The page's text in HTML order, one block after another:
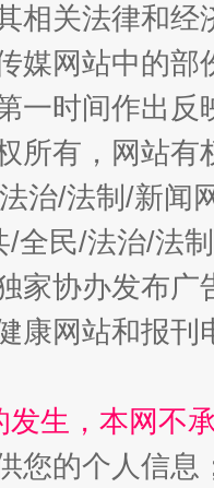
相关法律和
媒网站中的
一时间作出
所有，网站
治/法制/新闻
/全民/法治/法
家协办发布
康网站和报
发生，本网不
您的个人信息